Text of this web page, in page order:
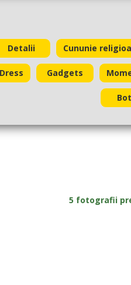
Detalii Cununie
Gadgets
5 fotografii